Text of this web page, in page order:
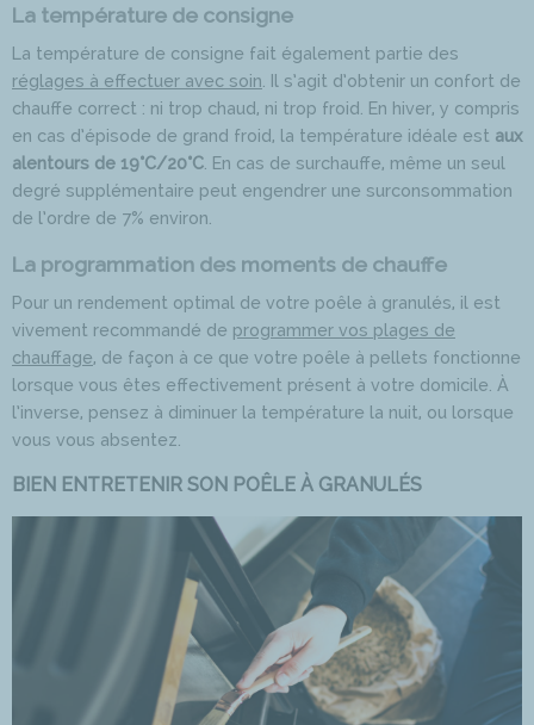
La température de consigne
La température de consigne fait également partie des
réglages à effectuer avec soin . Il s’agit d’obtenir un confort de
chauffe correct : ni trop chaud, ni trop froid. En hiver, y compris
en cas d’épisode de grand froid, la température idéale est aux
alentours de 19°C/20°C . En cas de surchauffe, même un seul
degré supplémentaire peut engendrer une surconsommation
de l’ordre de 7% environ.
La programmation des moments de chauffe
Pour un rendement optimal de votre poêle à granulés, il est
vivement recommandé de programmer vos plages de
chauffage, de façon à ce que votre poêle à pellets fonctionne
lorsque vous êtes effectivement présent à votre domicile. À
l’inverse, pensez à diminuer la température la nuit, ou lorsque
vous vous absentez.
BIEN ENTRETENIR SON POÊLE À GRANULÉS